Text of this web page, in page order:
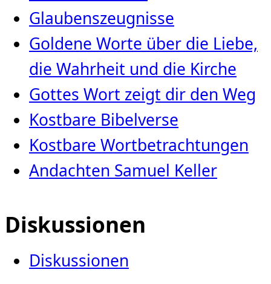
Glaubenszeugnisse
Goldene Worte über die Liebe,
die Wahrheit und die Kirche
Gottes Wort zeigt dir den Weg
Kostbare Bibelverse
Kostbare Wortbetrachtungen
Andachten Samuel Keller
Diskussionen
Diskussionen